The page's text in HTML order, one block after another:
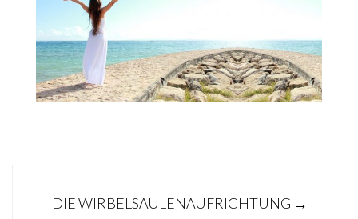
DIE WIRBELSÄULENAUFRICHTUNG →